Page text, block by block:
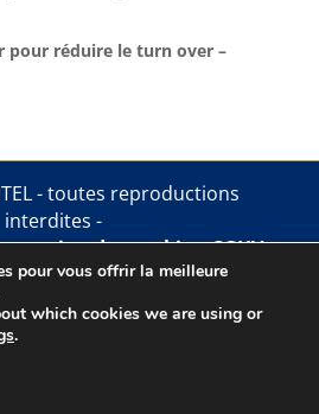
pour réduire le turn over –
- toutes reproductions
interdites -
.gestion des cookies.CGUV
pour vous offrir la meilleure
which cookies we are using or
.